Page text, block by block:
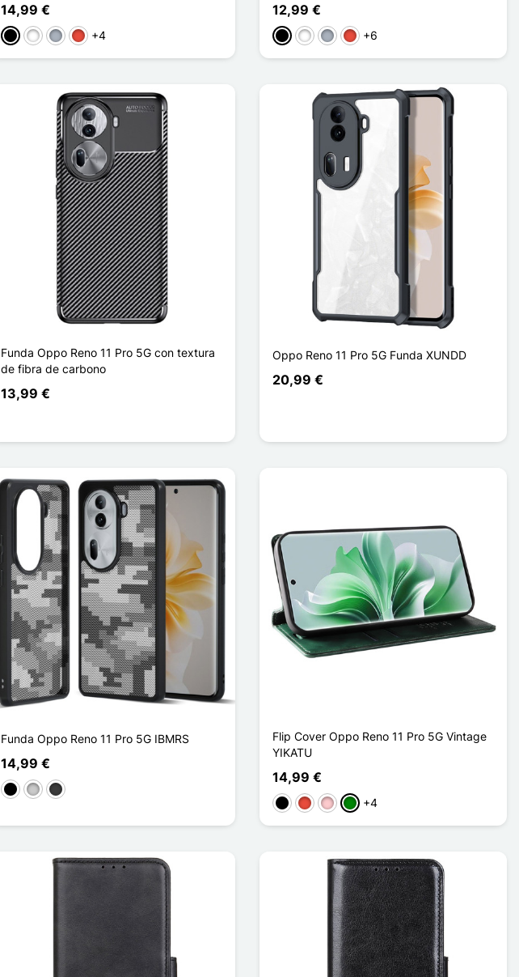
14,99 €
NegroBlanco
Gris Rojo+4
12,99 €
NegroBlanco
Gris Rojo+6
Funda Oppo Reno 11 Pro 5G con textura
de fibra de carbono
13,99 €
Oppo Reno 11 Pro 5G Funda XUNDD
20,99 €
Funda Oppo Reno 11 Pro 5G IBMRS
14,99 €
NegroTransparente
Gris oscuro
Flip Cover Oppo Reno 11 Pro 5G Vintage
YIKATU
14,99 €
NegroRojoRosaVerde
+4